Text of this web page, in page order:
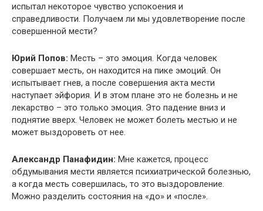
испытал некоторое чувство успокоения и
справедливости. Получаем ли мы удовлетворение после
совершенной мести?
Юрий Попов: Месть – это эмоция. Когда человек
совершает месть, он находится на пике эмоций. Он
испытывает гнев, а после совершения акта мести
наступает эйфория. И в этом плане это не болезнь и не
лекарство – это только эмоция. Это падение вниз и
поднятие вверх. Человек не может болеть местью и не
может выздороветь от нее.
Александр Панафидин: Мне кажется, процесс
обдумывания мести является психиатрической болезнью,
а когда месть совершилась, то это выздоровление.
Можно разделить состояния на «до» и «после».